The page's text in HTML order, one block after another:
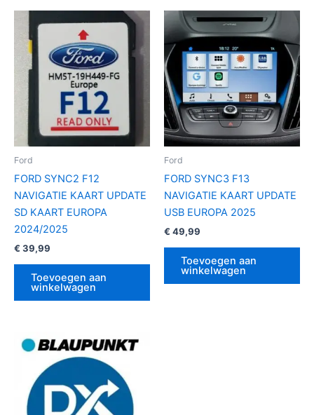
Ford
FORD SYNC2 F12
NAVIGATIE KAART UPDATE
SD KAART EUROPA
2024/2025
€ 39,99
Toevoegen aan
winkelwagen
Ford
FORD SYNC3 F13
NAVIGATIE KAART UPDATE
USB EUROPA 2025
€ 49,99
Toevoegen aan
winkelwagen
Dit